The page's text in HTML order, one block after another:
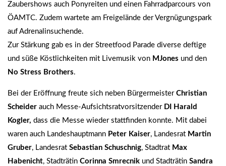
Zaubershows auch Ponyreiten und einen Fahrradparcours von
ÖAMTC. Zudem wartete am Freigelände der Vergnügungspark
auf Adrenalinsuchende.
Zur Stärkung gab es in der Streetfood Parade diverse deftige
und süße Köstlichkeiten mit Livemusik von MJones und den
No Stress Brothers.
Bei der Eröffnung freute sich neben Bürgermeister Christian
Scheider auch Messe-Aufsichtsratvorsitzender DI Harald
Kogler, dass die Messe wieder stattfinden konnte. Mit dabei
waren auch Landeshauptmann Peter Kaiser, Landesrat Martin
Gruber, Landesrat Sebastian Schuschnig, Stadtrat Max
Habenicht, Stadträtin Corinna Smrecnik und Stadträtin Sandra